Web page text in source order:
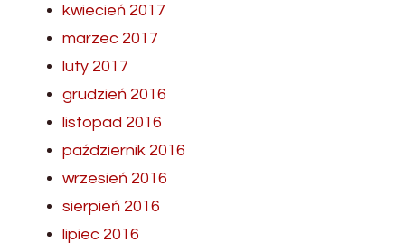
kwiecień 2017
marzec 2017
luty 2017
grudzień 2016
listopad 2016
październik 2016
wrzesień 2016
sierpień 2016
lipiec 2016